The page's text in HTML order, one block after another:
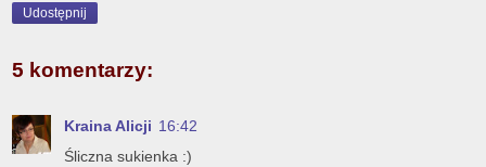
Udostępnij
5 komentarzy:
Kraina Alicji 16:42
Śliczna sukienka :)